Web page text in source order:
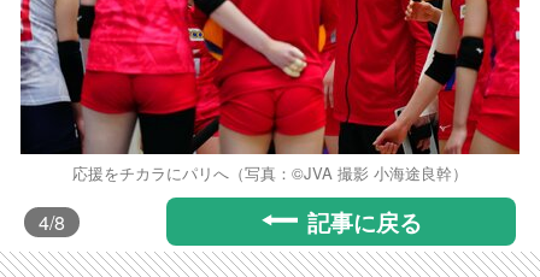
応援をチカラにパリへ（写真：©️JVA 撮影 小海途良幹）
4/8 記事に戻る